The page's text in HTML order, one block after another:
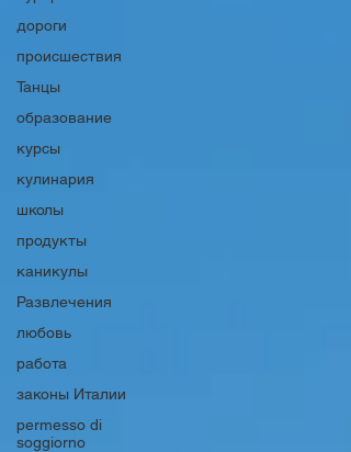
дороги
происшествия
Танцы
образование
курсы
кулинария
школы
продукты
каникулы
Развлечения
любовь
работа
законы Италии
permesso di
soggiorno